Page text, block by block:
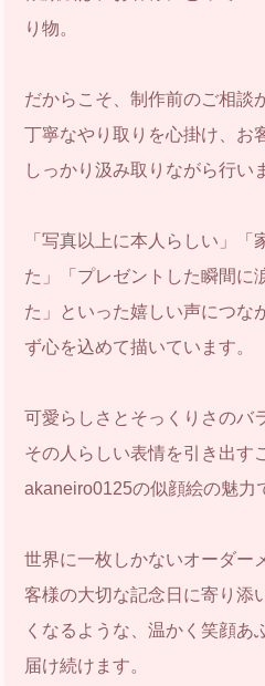
り物。
だからこそ、制作前のご相談
丁寧なやり取りを心掛け、お
しっかり汲み取りながら行い
「写真以上に本人らしい」
た」「プレゼントした瞬間に
た」といった嬉しい声につな
ず心を込めて描いています。
可愛らしさとそっくりさのバ
その人らしい表情を引き出す
akaneiro0125の似顔絵の魅力
世界に一枚しかないオーダー
客様の大切な記念日に寄り添
くなるような、温かく笑顔あ
届け続けます。